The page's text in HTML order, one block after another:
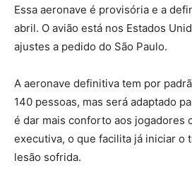
Essa aeronave é provisória e a
abril. O avião está nos Estados
ajustes a pedido do São Paulo.
A aeronave definitiva tem por
140 pessoas, mas será adaptado
é dar mais conforto aos jogadores
executiva, o que facilita já iniciar o
lesão sofrida.